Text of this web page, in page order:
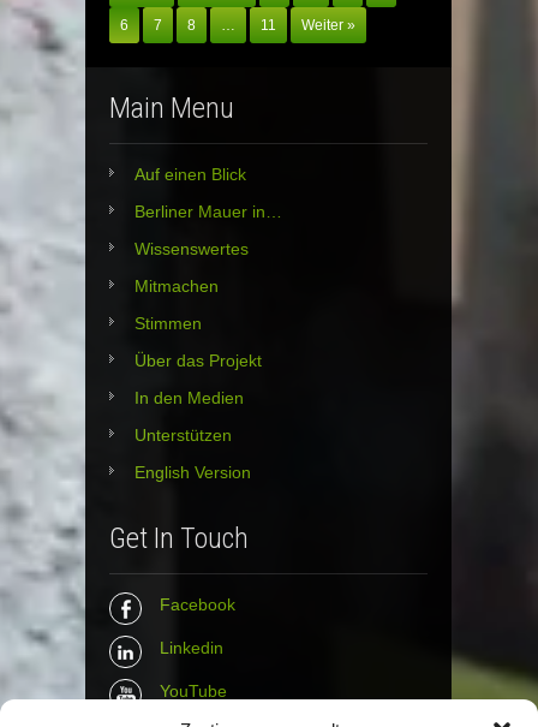
6 7 8 … 11 Weiter »
Main Menu
Auf einen Blick
Berliner Mauer in…
Wissenswertes
Mitmachen
Stimmen
Über das Projekt
In den Medien
Unterstützen
English Version
Get In Touch
Facebook
Linkedin
YouTube